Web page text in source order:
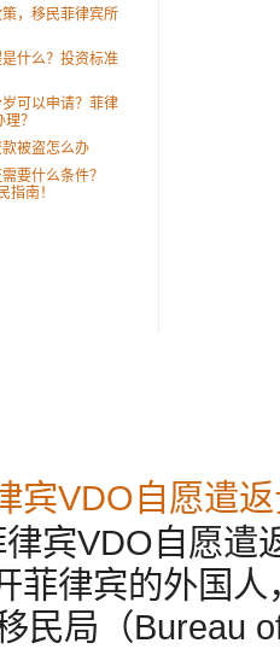
，移民菲律宾所
什么？投资标准
可以申请？菲律
？
被盗怎么办
要什么条件？
指南！
宾VDO自愿遣
宾VDO自愿遣
菲律宾的外国
民局（Bureau